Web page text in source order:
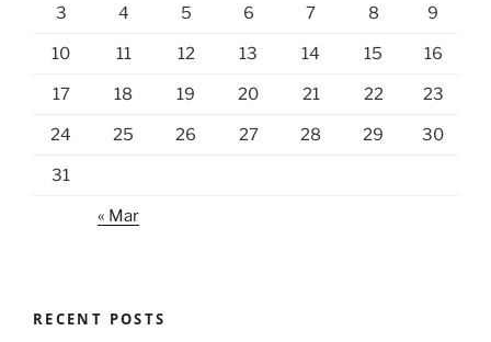
3 4 5 6 7 8 9
10 11 12 13 14 15 16
17 18 19 20 21 22 23
24 25 26 27 28 29 30
31
« Mar
RECENT POSTS